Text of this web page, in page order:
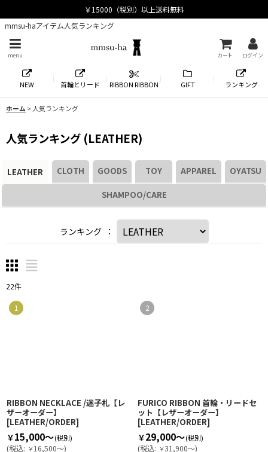
mmsu-haアイテム人気ランキング
menu カート ログイン
NEW 首輪とリード RIBBON RIBBON GIFT ランキング
ホーム> 人気ランキング
人気ランキング (LEATHER)
LEATHER CLOTH GOODS TOY APPAREL OYATSU
SHAMPOO/CARE
ランキング ：
22件
1
RIBBON NECKLACE /迷子札【レ
ザーオーダー】
[LEATHER/ORDER]
￥15,000～(税別)
(税込: ￥16,500～)
2
FURICO RIBBON 首輪・リードセ
ット【レザーオーダー】
[LEATHER/ORDER]
￥29,000～(税別)
(税込: ￥31,900～)